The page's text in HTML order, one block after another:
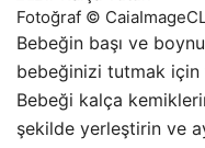
Fotoğraf ©
Bebeğin başı ve
bebeğinizi tutmak
Bebeği kalça
şekilde yerleştirin ve